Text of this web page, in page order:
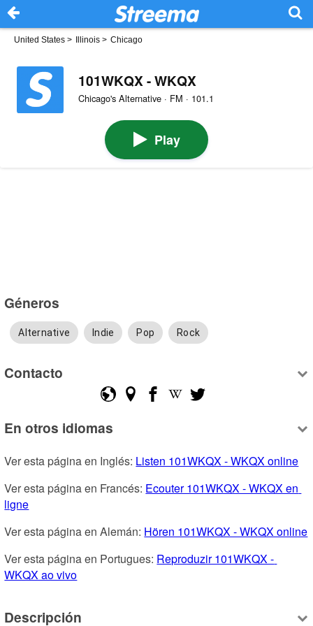
United States > Illinois > Chicago
101WKQX - WKQX
Chicago's Alternative · FM · 101.1
Play
Géneros
Alternative Indie Pop Rock
Contacto
En otros idiomas
Ver esta página en Inglés: Listen 101WKQX - WKQX online
Ver esta página en Francés: Ecouter 101WKQX - WKQX en
ligne
Ver esta página en Alemán: Hören 101WKQX - WKQX online
Ver esta página en Portugues: Reproduzir 101WKQX -
WKQX ao vivo
Descripción